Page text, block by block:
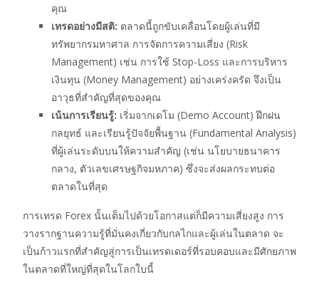
คุณ
เทรดอย่างมีสติ: ตลาดนี้ถูกขับเคลื่อนโดยผู้เล่นที่มี
ทรัพยากรมหาศาล การจัดการความเสี่ยง (Risk
Management) เช่น การใช้ Stop-Loss และการบริหาร
เงินทุน (Money Management) อย่างเคร่งครัด จึงเป็น
อาวุธที่สำคัญที่สุดของคุณ
เน้นการเรียนรู้: เริ่มจากเดโม (Demo Account) ฝึกฝน
กลยุทธ์ และเรียนรู้ปัจจัยพื้นฐาน (Fundamental Analysis)
ที่ผู้เล่นระดับบนให้ความสำคัญ (เช่น นโยบายธนาคาร
กลาง, ตัวเลขเศรษฐกิจมหภาค) ซึ่งจะส่งผลกระทบต่อ
ตลาดในที่สุด
การเทรด Forex นั้นเต็มไปด้วยโอกาสแต่ก็มีความเสี่ยงสูง การ
วางรากฐานความรู้ที่มั่นคงเกี่ยวกับกลไกและผู้เล่นในตลาด จะ
เป็นก้าวแรกที่สำคัญสู่การเป็นเทรดเดอร์ที่รอบคอบและมีศักยภาพ
ในตลาดที่ใหญ่ที่สุดในโลกใบนี้